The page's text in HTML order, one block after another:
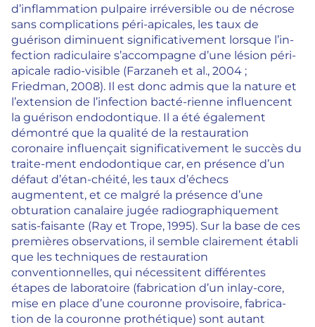
d’inflammation pulpaire irréversible ou de nécrose
sans complications péri-apicales, les taux de
guérison diminuent significativement lorsque l’in-
fection radiculaire s’accompagne d’une lésion péri-
apicale radio-visible (Farzaneh et al., 2004 ;
Friedman, 2008). Il est donc admis que la nature et
l’extension de l’infection bacté-rienne influencent
la guérison endodontique. Il a été également
démontré que la qualité de la restauration
coronaire influençait significativement le succès du
traite-ment endodontique car, en présence d’un
défaut d’étan-chéité, les taux d’échecs
augmentent, et ce malgré la présence d’une
obturation canalaire jugée radiographiquement
satis-faisante (Ray et Trope, 1995). Sur la base de ces
premières observations, il semble clairement établi
que les techniques de restauration
conventionnelles, qui nécessitent différentes
étapes de laboratoire (fabrication d’un inlay-core,
mise en place d’une couronne provisoire, fabrica-
tion de la couronne prothétique) sont autant